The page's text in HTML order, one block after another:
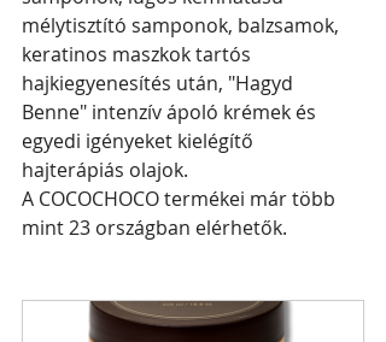
mélytisztító samponok, balzsamok,
keratinos maszkok tartós
hajkiegyenesítés után, "Hagyd
Benne" intenzív ápoló krémek és
egyedi igényeket kielégítő
hajterápiás olajok.
A COCOCHOCO termékei már több
mint 23 országban elérhetők.